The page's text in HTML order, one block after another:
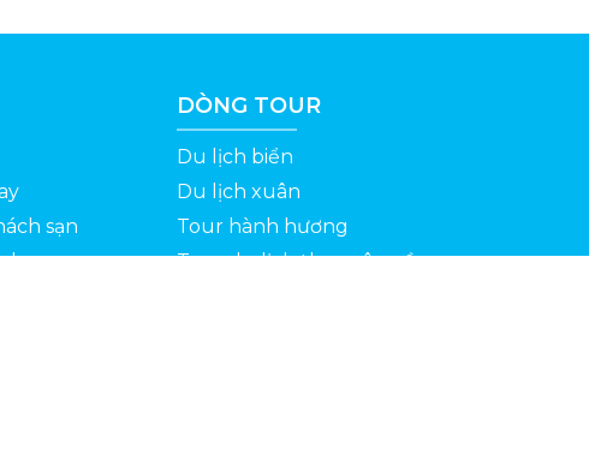
sạn
DÒNG TOUR
Du lịch biển
Du lịch xuân
Tour hành hương
Tour du lịch theo yêu cầu